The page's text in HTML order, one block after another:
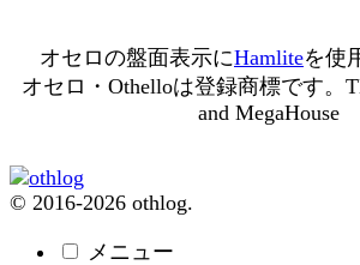
オセロの盤面表示にHamliteを使
オセロ・Othelloは登録商標です。
and MegaHouse
© 2016-2026 othlog.
メニュー